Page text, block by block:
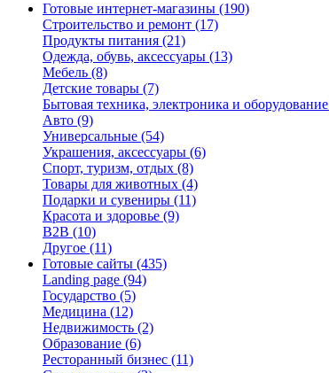
Готовые интернет-магазины (190)
Строительство и ремонт (17)
Продукты питания (21)
Одежда, обувь, аксессуары (13)
Мебель (8)
Детские товары (7)
Бытовая техника, электроника и оборудование
Авто (9)
Универсальные (54)
Украшения, аксессуары (6)
Спорт, туризм, отдых (8)
Товары для животных (4)
Подарки и сувениры (11)
Красота и здоровье (9)
B2B (10)
Другое (11)
Готовые сайты (435)
Landing page (94)
Государство (5)
Медицина (12)
Недвижимость (2)
Образование (6)
Ресторанный бизнес (11)